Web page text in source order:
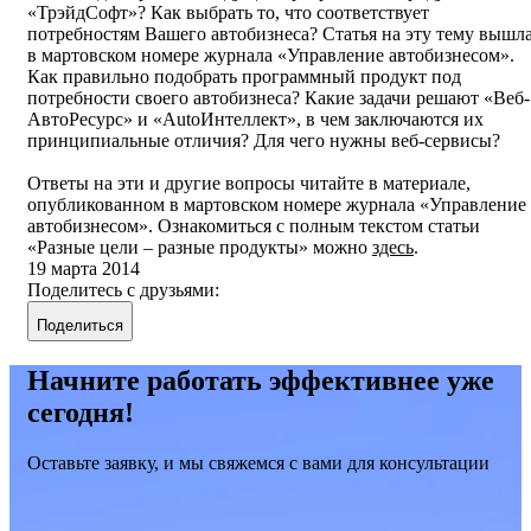
«ТрэйдСофт»? Как выбрать то, что соответствует
потребностям Вашего автобизнеса? Статья на эту тему
в мартовском номере журнала «Управление автобизнесом».
Как правильно подобрать программный продукт под
потребности своего автобизнеса? Какие задачи решают «Веб-
АвтоРесурс» и «AutoИнтеллект», в чем заключаются их
принципиальные отличия? Для чего нужны веб-сервисы?
Ответы на эти и другие вопросы читайте в материале,
опубликованном в мартовском номере журнала «Управление
автобизнесом». Ознакомиться с полным текстом статьи
«Разные цели – разные продукты» можно здесь.
19 марта 2014
Поделитесь с друзьями:
Поделиться
Начните работать эффективнее уже
сегодня!
Оставьте заявку, и мы свяжемся с вами для консультации